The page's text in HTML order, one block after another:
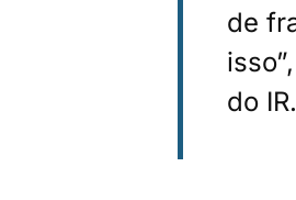
de
do IR.